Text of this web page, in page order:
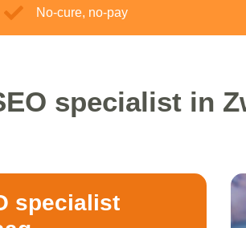
No-cure, no-pay
specialist in
specialist